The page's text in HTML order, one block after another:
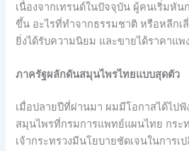
เนื่องจากเทรนด์ในปัจจุบัน ผู้คนเริ่มหั
ขึ้น อะไรที่ทำจากธรรมชาติ หรือหลีกเ
ยิ่งได้รับความนิยม และขายได้ราคาแพ
ภาครัฐผลักดันสมุนไพรไทยแบบสุดตัว
เมื่อปลายปีที่ผ่านมา ผมมีโอกาสได้ไป
สมุนไพรที่กรมการแพทย์แผนไทย กระ
เจ้ากระทรวงมีนโยบายชัดเจนในการ